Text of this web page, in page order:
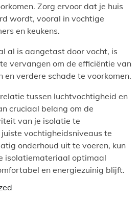
Zorg ervoor dat je huis
wordt, vooral in vochtige
en keukens.
al is aangetast door vocht, is
vervangen om de efficiëntie van
en verdere schade te voorkomen.
tussen luchtvochtigheid en
cruciaal belang om de
van je isolatie te
vochtigheidsniveaus te
onderhoud uit te voeren, kun
isolatiemateriaal optimaal
en energiezuinig blijft.